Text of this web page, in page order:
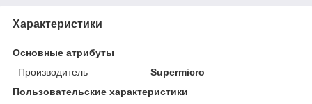
Характеристики
Основные атрибуты
Производитель
Supermicro
Пользовательские характеристики